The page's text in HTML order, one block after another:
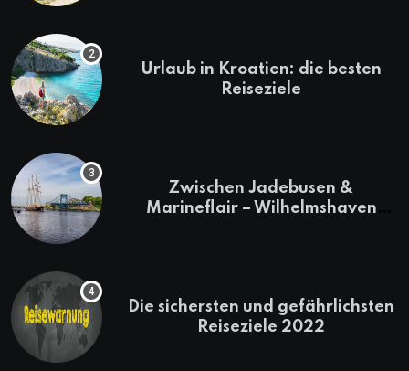
Urlaub in Kroatien: die besten
Reiseziele
Zwischen Jadebusen &
Marineflair – Wilhelmshaven
Die sichersten und gefährlichsten
Reiseziele 2022